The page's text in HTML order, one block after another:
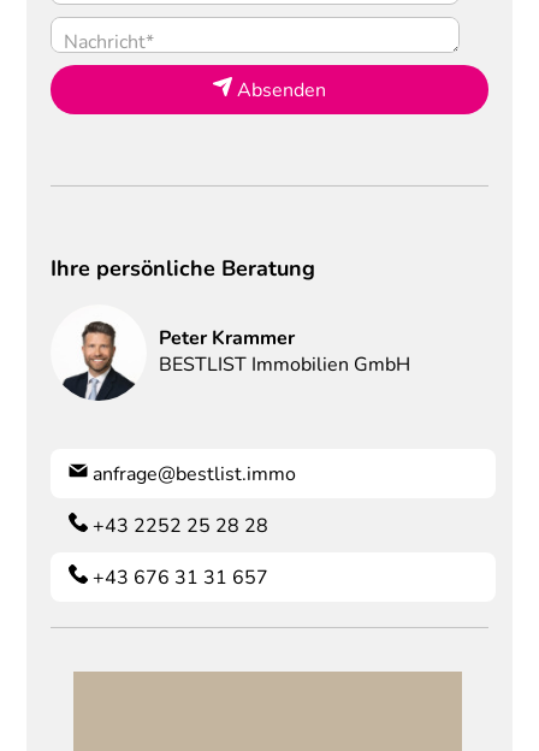
Absenden
Ihre persönliche Beratung
Peter Krammer
BESTLIST Immobilien GmbH
anfrage@bestlist.immo
+43 2252 25 28 28
+43 676 31 31 657